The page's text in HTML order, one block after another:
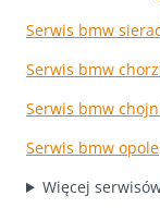
Serwis bmw
Serwis bmw
Serwis bmw
Serwis bmw opole
Więcej